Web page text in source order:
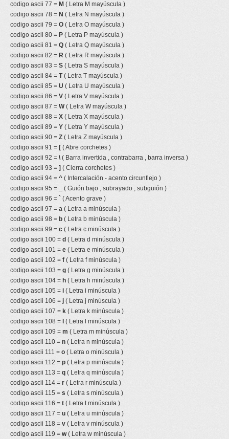
codigo ascii 77 = M ( Letra M mayúscula )
codigo ascii 78 = N ( Letra N mayúscula )
codigo ascii 79 = O ( Letra O mayúscula )
codigo ascii 80 = P ( Letra P mayúscula )
codigo ascii 81 = Q ( Letra Q mayúscula )
codigo ascii 82 = R ( Letra R mayúscula )
codigo ascii 83 = S ( Letra S mayúscula )
codigo ascii 84 = T( Letra T mayúscula )
codigo ascii 85 = U ( Letra U mayúscula )
codigo ascii 86 = V ( Letra V mayúscula )
codigo ascii 87 = W( Letra W mayúscula )
codigo ascii 88 = X ( Letra X mayúscula )
codigo ascii 89 = Y ( Letra Y mayúscula )
codigo ascii 90 = Z ( Letra Z mayúscula )
codigo ascii 91 = [ ( Abre corchetes )
codigo ascii 92 = \( Barra invertida , contrabarra , barra inversa )
codigo ascii 93 = ] ( Cierra corchetes )
codigo ascii 94 = ^ ( Intercalación - acento circunflejo )
codigo ascii 95 =
( Guión bajo , subrayado , subguión )
codigo ascii 96 = ` ( Acento grave )
codigo ascii 97 = a ( Letra a minúscula )
codigo ascii 98 = b ( Letra b minúscula )
codigo ascii 99 = c ( Letra c minúscula )
codigo ascii 100 = d ( Letra d minúscula )
codigo ascii 101 = e ( Letra e minúscula )
codigo ascii 102 = f ( Letra f minúscula )
codigo ascii 103 = g ( Letra g minúscula )
codigo ascii 104 = h ( Letra h minúscula )
codigo ascii 105 = i ( Letra i minúscula )
codigo ascii 106 = j ( Letra j minúscula )
codigo ascii 107 = k ( Letra k minúscula )
codigo ascii 108 =
( Letra l minúscula )
codigo ascii 109 = m ( Letra m minúscula )
codigo ascii 110 = n ( Letra n minúscula )
codigo ascii 111 = o ( Letra o minúscula )
codigo ascii 112 = p ( Letra p minúscula )
codigo ascii 113 = q ( Letra q minúscula )
codigo ascii 114 = r ( Letra r minúscula )
codigo ascii 115 = s ( Letra s minúscula )
codigo ascii 116 = t ( Letra t minúscula )
codigo ascii 117 = u ( Letra u minúscula )
codigo ascii 118 = v ( Letra v minúscula )
codigo ascii 119 = w( Letra w minúscula )